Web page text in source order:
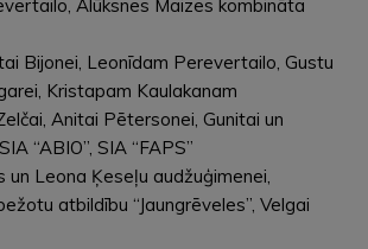
Alūksnes Maizes kombināta
Bijonei, Leonīdam Perevertailo, Gustu
Kristapam Kaulakanam
Anitai Pētersonei, Gunitai un
“ABIO”, SIA “FAPS”
un Leona Ķeseļu audžuģimenei,
atbildību “Jaungrēveles”, Velgai